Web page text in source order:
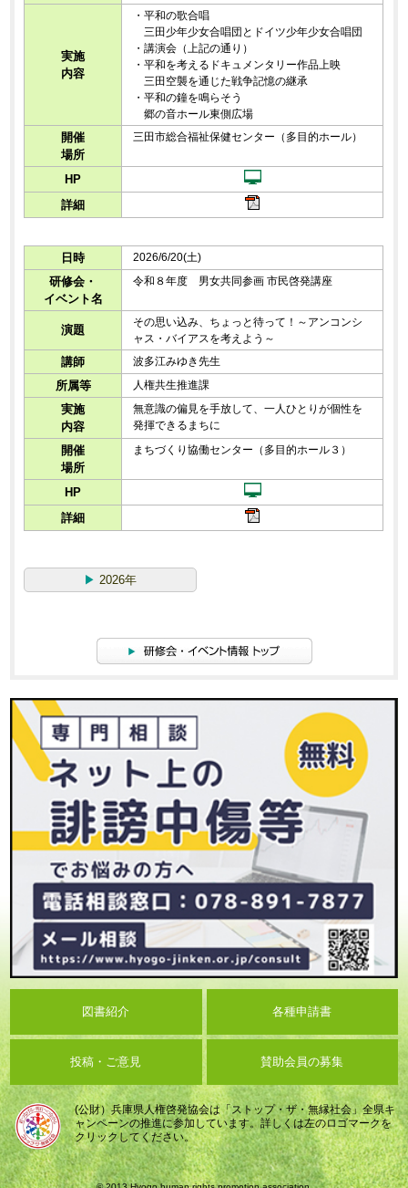
実施
内容
・平和の歌合唱
三田少年少女合唱団とドイツ少年少女合唱団
・講演会（上記の通り）
・平和を考えるドキュメンタリー作品上映
三田空襲を通じた戦争記憶の継承
・平和の鐘を鳴らそう
郷の音ホール東側広場
開催
場所
三田市総合福祉保健センター（多目的ホール）
HP
詳細
日時 2026/6/20(土)
研修会・
イベント名
令和８年度 男女共同参画 市民啓発講座
演題
その思い込み、ちょっと待って！～アンコンシ
ャス・バイアスを考えよう～
講師 波多江みゆき先生
所属等 人権共生推進課
実施
内容
無意識の偏見を手放して、一人ひとりが個性を
発揮できるまちに
開催
場所
まちづくり協働センター（多目的ホール３）
HP
詳細
▶2026年
図書紹介 各種申請書
投稿・ご意見 賛助会員の募集
(公財）兵庫県人権啓発協会は「ストップ・ザ・無縁社会」全県キ
ャンペーンの推進に参加しています。詳しくは左のロゴマークを
クリックしてください。